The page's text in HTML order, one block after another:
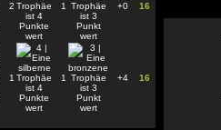
2 1 +0 16
1 1 +4 16